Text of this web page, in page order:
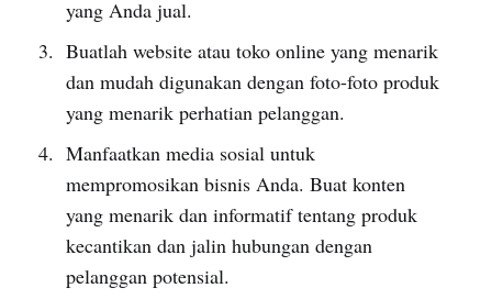
yang Anda jual.
Buatlah website atau toko online yang menarik
dan mudah digunakan dengan foto-foto produk
yang menarik perhatian pelanggan.
Manfaatkan media sosial untuk
mempromosikan bisnis Anda. Buat konten
yang menarik dan informatif tentang produk
kecantikan dan jalin hubungan dengan
pelanggan potensial.